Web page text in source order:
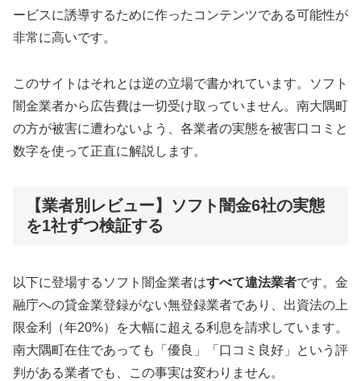
ービスに誘導するために作ったコンテンツである可能性が
非常に高いです。
このサイトはそれとは逆の立場で書かれています。ソフト
闇金業者から広告費は一切受け取っていません。南大隅町
の方が被害に遭わないよう、各業者の実態を被害口コミと
数字を使って正直に解説します。
【業者別レビュー】ソフト闇金6社の実態
を1社ずつ検証する
以下に登場するソフト闇金業者はすべて違法業者です。金
融庁への貸金業登録がない無登録業者であり、出資法の上
限金利（年20%）を大幅に超える利息を請求しています。
南大隅町在住であっても「優良」「口コミ良好」という評
判がある業者でも、この事実は変わりません。